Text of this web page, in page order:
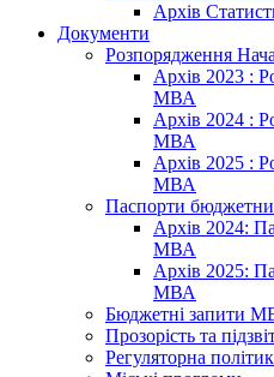
Архів
Документи
Розпорядження
Архів 2023 :
МВА
Архів 2024 :
МВА
Архів 2025 :
МВА
Паспорти
Архів 2024:
МВА
Архів 2025:
МВА
Бюджетні запити
Прозорість та
Регуляторна